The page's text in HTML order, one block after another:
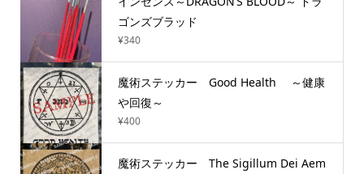
ゴンズブラッド
¥340
魔術ステッカー Good Health ～健康
や回復～
¥400
魔術ステッカー The Sigillum Dei Aem